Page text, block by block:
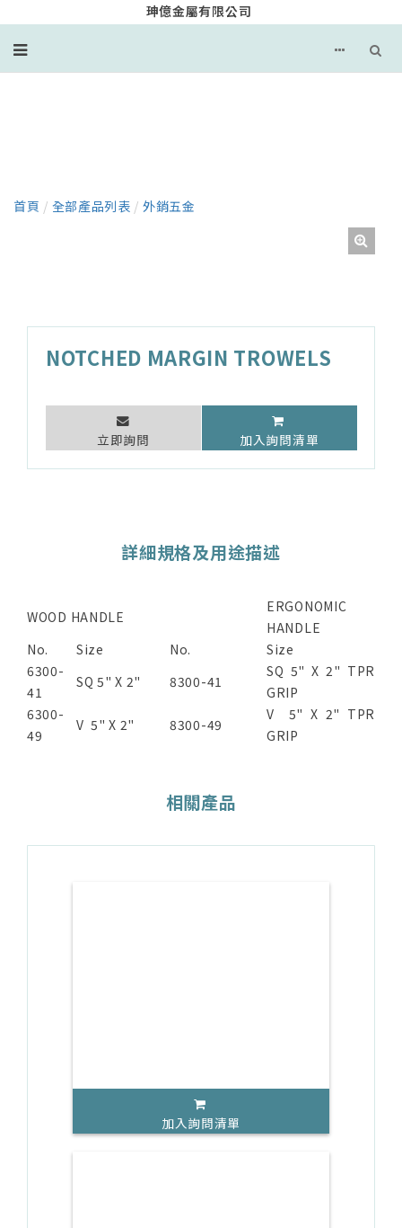
珅億金屬有限公司
首頁 / 全部產品列表 / 外銷五金
NOTCHED MARGIN TROWELS
立即詢問 加入詢問清單
詳細規格及用途描述
WOOD HANDLE
ERGONOMIC
HANDLE
No.
Size No.
Size
6300-
41
SQ 5" X 2" 8300-41
SQ 5" X 2" TPR
GRIP
6300-
49
V 5" X 2" 8300-49
V 5" X 2" TPR
GRIP
相關產品
加入詢問清單